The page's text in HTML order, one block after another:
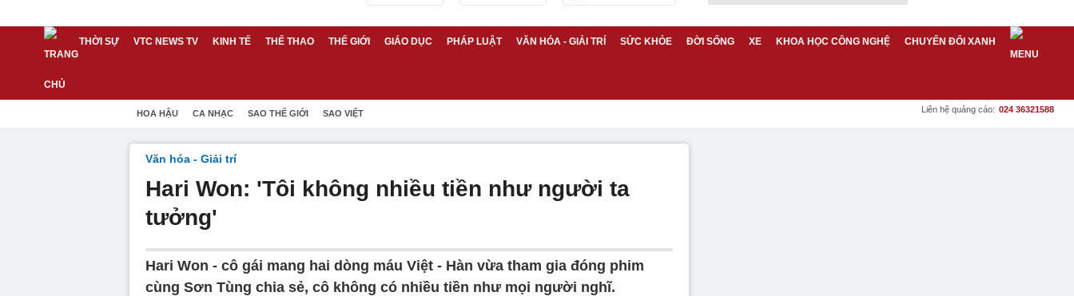
THỜI SỰ VTC NEWS TV KINH TẾ THỂ THAO THẾ GIỚI GIÁO DỤC PHÁP LUẬT VĂN HÓA - GIẢI TRÍ SỨC KHỎE ĐỜI SỐNG XE KHOA HỌC CÔNG NGHỆ CHUYỂN ĐỔI XANH
HOA HẬU CA NHẠC SAO THẾ GIỚI SAO VIỆT Liên hệ quảng cáo: 024 36321588
Văn hóa - Giải trí
Hari Won: 'Tôi không nhiều tiền như người ta
tưởng'
Hari Won - cô gái mang hai dòng máu Việt - Hàn vừa tham gia đóng phim
cùng Sơn Tùng chia sẻ, cô không có nhiều tiền như mọi người nghĩ.